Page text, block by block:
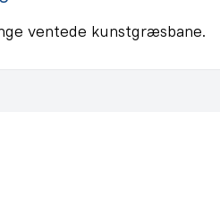
ventede kunstgræsbane.